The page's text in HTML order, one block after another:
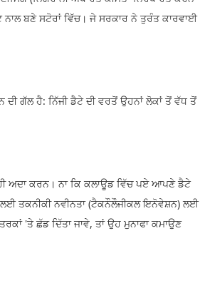
ਬਣੇ ਸਟੋਰਾਂ ਵਿੱਚ। ਜੇ ਸਰਕਾਰ ਨੇ ਤੁਰੰਤ ਕਾਰਵਾਈ
ਗੱਲ ਹੈ: ਨਿੱਜੀ ਡੈਟੇ ਦੀ ਵਰਤੋਂ ਉਹਨਾਂ ਲੋਕਾਂ ਤੋਂ ਵੱਧ ਤੋਂ
ਅਦਾ ਕਰਨ। ਨਾ ਕਿ ਕਲਾਊਡ ਵਿੱਚ ਪਏ ਆਪਣੇ ਡੈਟੇ
ਤਕਨੀਕੀ ਨਵੀਨਤਾ (ਟੈਕਨੌਲੌਜੀਕਲ ਇਨੋਵੇਸ਼ਨ) ਲਈ
'ਤੇ ਛੱਡ ਦਿੱਤਾ ਜਾਵੇ, ਤਾਂ ਉਹ ਮੁਨਾਫਾ ਕਮਾਉਣ